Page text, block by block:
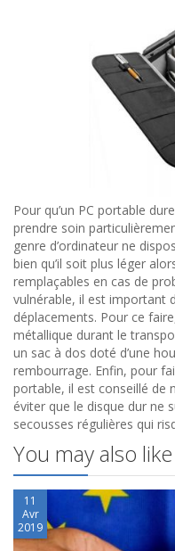
Pour qu’un PC portable
prendre soin
genre d’ordinateur ne
bien qu’il soit plus léger
remplaçables en cas de
vulnérable, il est important
déplacements. Pour ce
métallique durant le
un sac à dos doté d’une
rembourrage. Enfin, pour
portable, il est conseillé de
éviter que le disque dur ne
secousses régulières qui
You may also like
11
Avr
2019